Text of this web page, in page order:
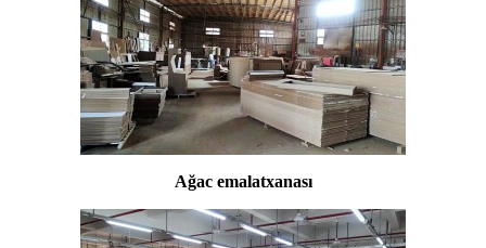
Ağac emalatxanası